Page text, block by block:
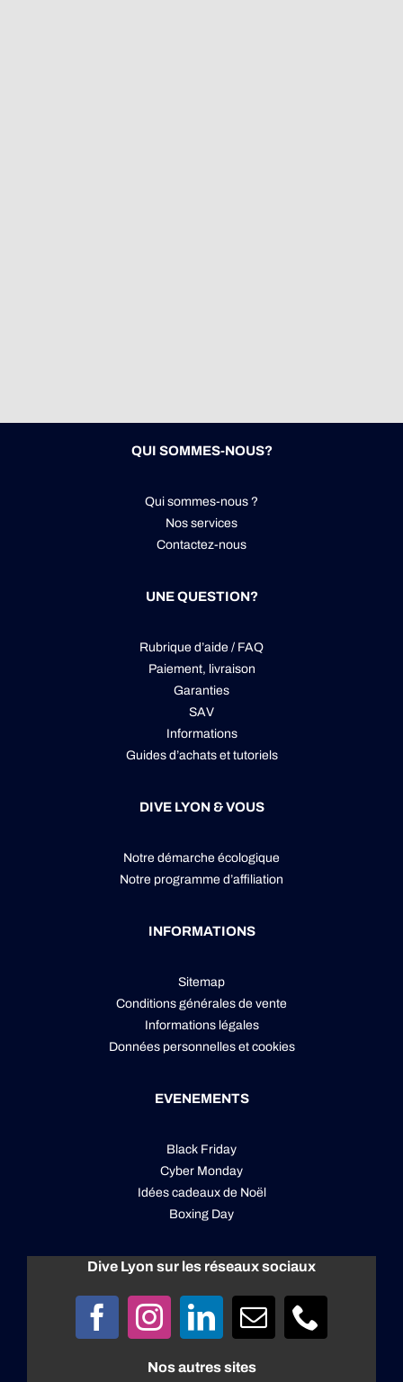
QUI SOMMES-NOUS?
Qui sommes-nous ?
Nos services
Contactez-nous
UNE QUESTION?
Rubrique d’aide / FAQ
Paiement, livraison
Garanties
SAV
Informations
Guides d’achats et tutoriels
DIVE LYON & VOUS
Notre démarche écologique
Notre programme d’affiliation
INFORMATIONS
Sitemap
Conditions générales de vente
Informations légales
Données personnelleset cookies
EVENEMENTS
Black Friday
Cyber Monday
Idées cadeaux de Noël
Boxing Day
Dive Lyon sur les réseaux sociaux
Nos autres sites